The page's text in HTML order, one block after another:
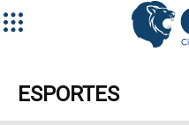
ESPORTES